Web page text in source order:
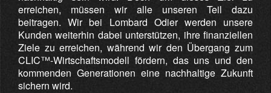
erreichen, müssen wir alle unseren Teil dazu
beitragen. Wir bei Lombard Odier werden unsere
Kunden weiterhin dabei unterstützen, ihre finanziellen
Ziele zu erreichen, während wir den Übergang zum
CLIC™-Wirtschaftsmodell fördern, das uns und den
kommenden Generationen eine nachhaltige Zukunft
sichern wird.